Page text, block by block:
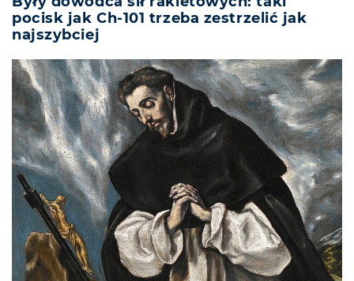
pocisk jak Ch-101 trzeba zestrzelić jak
najszybciej